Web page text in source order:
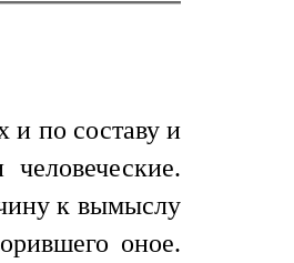
и по составу и
к вымыслу
оное.